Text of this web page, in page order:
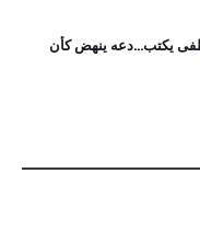
يكتب...دعه ينهض كأن